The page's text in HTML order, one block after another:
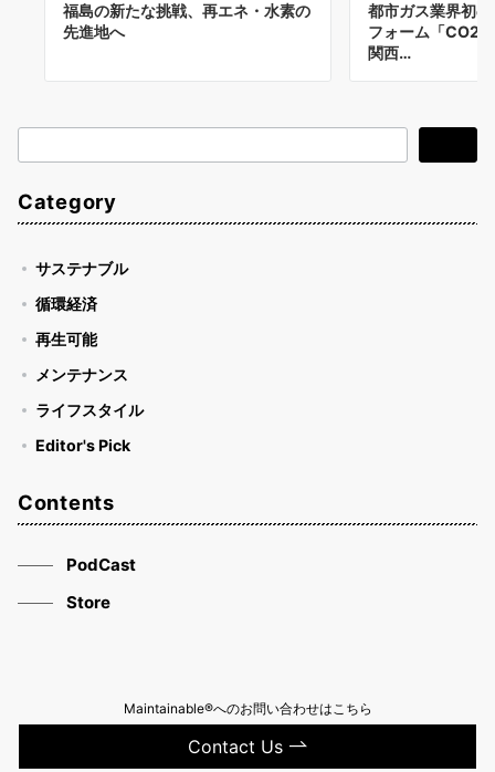
福島の新たな挑戦、再エネ・水素の
先進地へ
都市ガス業界初
フォーム「
関西…
索
Category
サステナブル
循環経済
再生可能
メンテナンス
ライフスタイル
Editor's Pick
Contents
PodCast
Store
Maintainable®へのお問い合わせはこちら
Contact Us